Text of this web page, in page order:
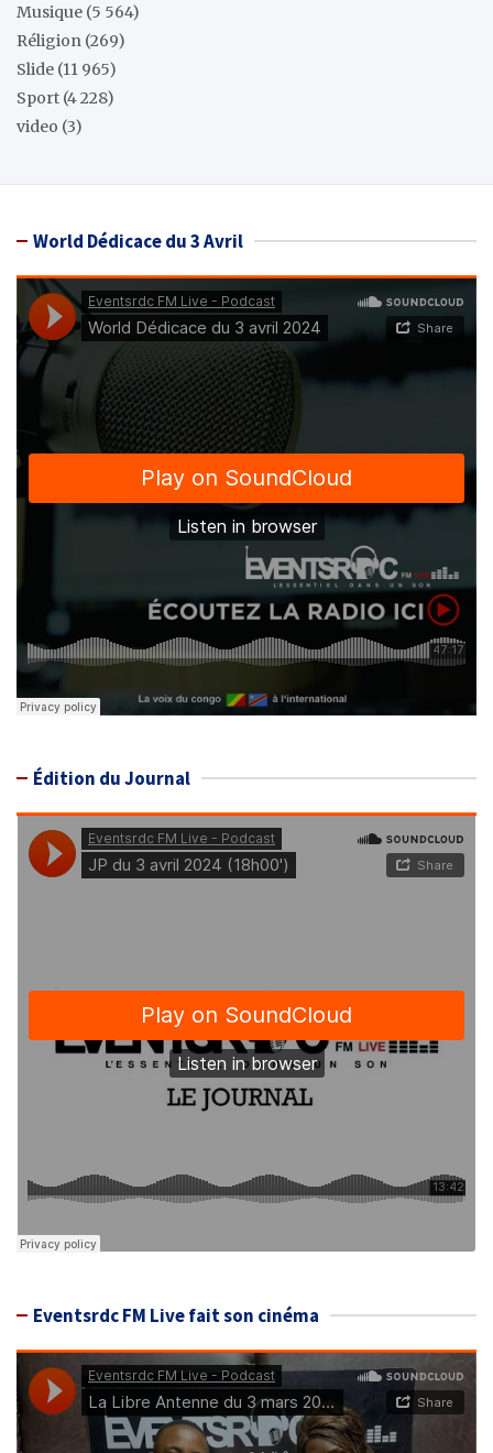
Musique (5 564)
Réligion (269)
Slide (11 965)
Sport (4 228)
video (3)
World Dédicace du 3 Avril
Édition du Journal
Eventsrdc FM Live fait son cinéma